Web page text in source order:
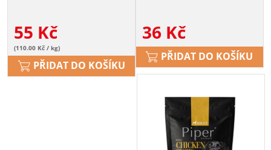
55 Kč
(110.00 Kč / kg)
PŘIDAT DO KOŠÍKU
36 Kč
PŘIDAT DO KOŠÍKU